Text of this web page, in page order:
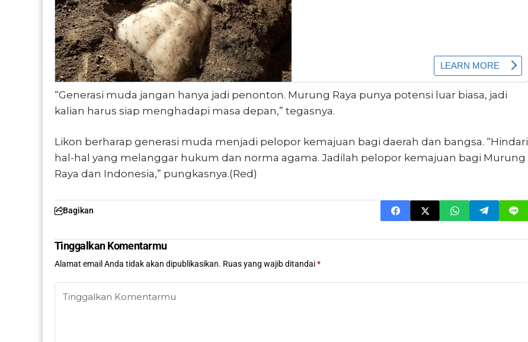
“Generasi muda jangan hanya jadi penonton. Murung Raya punya potensi luar biasa, jadi
kalian harus siap menghadapi masa depan,” tegasnya.
Likon berharap generasi muda menjadi pelopor kemajuan bagi daerah dan bangsa. “Hindari
hal-hal yang melanggar hukum dan norma agama. Jadilah pelopor kemajuan bagi Murung
Raya dan Indonesia,” pungkasnya.(Red)
Bagikan
Tinggalkan Komentarmu
Alamat email Anda tidak akan dipublikasikan. Ruas yang wajib ditandai*